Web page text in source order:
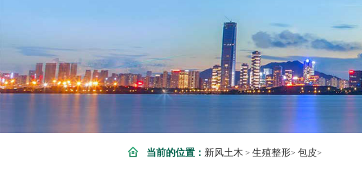
当前的位置： 新风土木 > 生殖整形> 包皮>